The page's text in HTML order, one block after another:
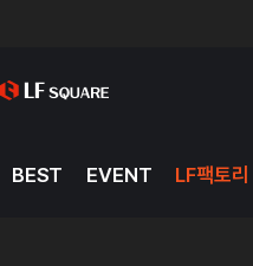
BEST EVENT LF팩토리